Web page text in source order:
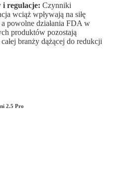
i regulacje: Czynniki
wciąż wpływają na siłę
powolne działania FDA w
produktów pozostają
branży dążącej do redukcji
2.5 Pro